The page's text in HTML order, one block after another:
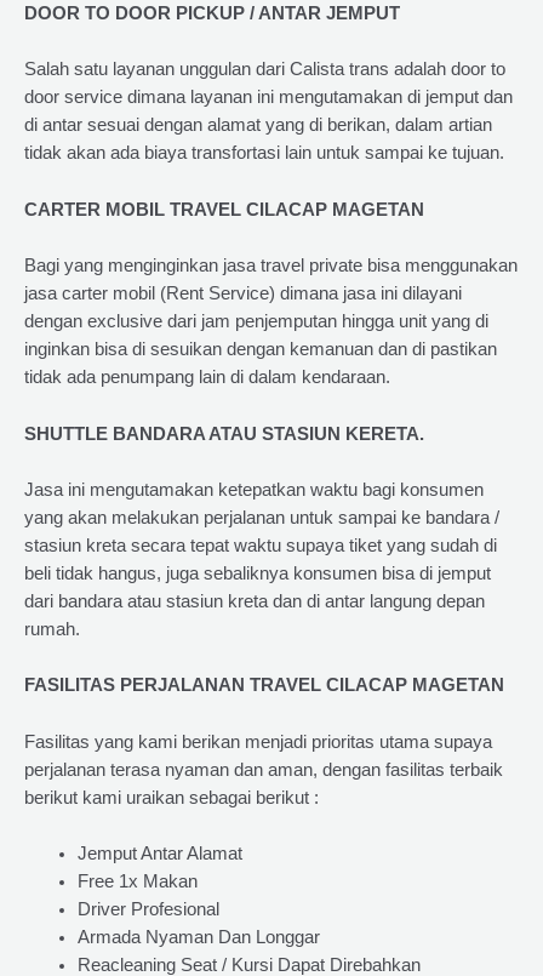
DOOR TO DOOR PICKUP / ANTAR JEMPUT
Salah satu layanan unggulan dari Calista trans adalah door to
door service dimana layanan ini mengutamakan di jemput dan
di antar sesuai dengan alamat yang di berikan, dalam artian
tidak akan ada biaya transfortasi lain untuk sampai ke tujuan.
CARTER MOBIL TRAVEL CILACAP MAGETAN
Bagi yang menginginkan jasa travel private bisa menggunakan
jasa carter mobil (Rent Service) dimana jasa ini dilayani
dengan exclusive dari jam penjemputan hingga unit yang di
inginkan bisa di sesuikan dengan kemanuan dan di pastikan
tidak ada penumpang lain di dalam kendaraan.
SHUTTLE BANDARA ATAU STASIUN KERETA.
Jasa ini mengutamakan ketepatkan waktu bagi konsumen
yang akan melakukan perjalanan untuk sampai ke bandara /
stasiun kreta secara tepat waktu supaya tiket yang sudah di
beli tidak hangus, juga sebaliknya konsumen bisa di jemput
dari bandara atau stasiun kreta dan di antar langung depan
rumah.
FASILITAS PERJALANAN TRAVEL CILACAP MAGETAN
Fasilitas yang kami berikan menjadi prioritas utama supaya
perjalanan terasa nyaman dan aman, dengan fasilitas terbaik
berikut kami uraikan sebagai berikut :
Jemput Antar Alamat
Free 1x Makan
Driver Profesional
Armada Nyaman Dan Longgar
Reacleaning Seat / Kursi Dapat Direbahkan